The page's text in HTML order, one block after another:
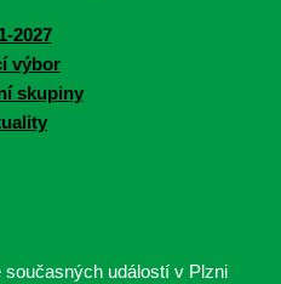
2027
výbor
skupiny
událostí v Plzni